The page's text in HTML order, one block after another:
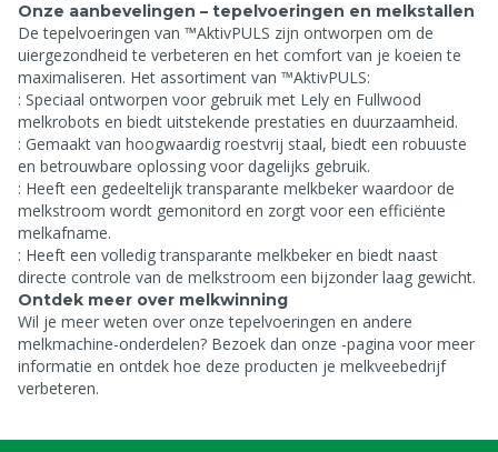
Onze aanbevelingen – tepelvoeringen en melkstallen
De tepelvoeringen van ™AktivPULS zijn ontworpen om de
uiergezondheid te verbeteren en het comfort van je koeien te
maximaliseren. Het assortiment van ™AktivPULS:
: Speciaal ontworpen voor gebruik met Lely en Fullwood
melkrobots en biedt uitstekende prestaties en duurzaamheid.
: Gemaakt van hoogwaardig roestvrij staal, biedt een robuuste
en betrouwbare oplossing voor dagelijks gebruik.
: Heeft een gedeeltelijk transparante melkbeker waardoor de
melkstroom wordt gemonitord en zorgt voor een efficiënte
melkafname.
: Heeft een volledig transparante melkbeker en biedt naast
directe controle van de melkstroom een bijzonder laag gewicht.
Ontdek meer over melkwinning
Wil je meer weten over onze tepelvoeringen en andere
melkmachine-onderdelen? Bezoek dan onze -pagina voor meer
informatie en ontdek hoe deze producten je melkveebedrijf
verbeteren.